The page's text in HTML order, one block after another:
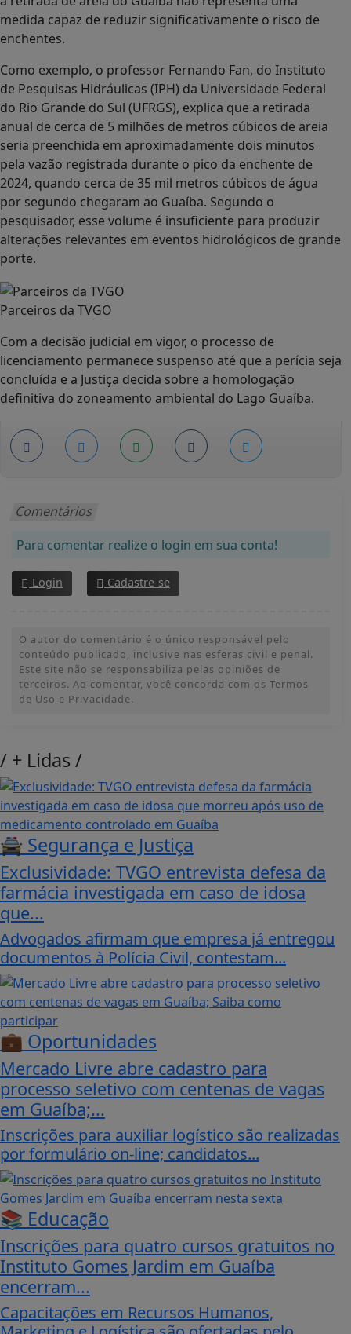
medida capaz de reduzir significativamente o risco de
enchentes.
Como exemplo, o professor Fernando Fan, do Instituto
de Pesquisas Hidráulicas (IPH) da Universidade Federal
do Rio Grande do Sul (UFRGS), explica que a retirada
anual de cerca de 5 milhões de metros cúbicos de areia
seria preenchida em aproximadamente dois minutos
pela vazão registrada durante o pico da enchente de
2024, quando cerca de 35 mil metros cúbicos de água
por segundo chegaram ao Guaíba. Segundo o
pesquisador, esse volume é insuficiente para produzir
alterações relevantes em eventos hidrológicos de grande
porte.
Parceiros da TVGO
Com a decisão judicial em vigor, o processo de
licenciamento permanece suspenso até que a perícia seja
concluída e a Justiça decida sobre a homologação
definitiva do zoneamento ambiental do Lago Guaíba.
Comentários
Para comentar realize o login em sua conta!
Login Cadastre-se
O autor do comentário é o único responsável pelo
conteúdo publicado, inclusive nas esferas civil e penal.
Este site não se responsabiliza pelas opiniões de
terceiros. Ao comentar, você concorda com os Termos
de Uso e Privacidade.
/ + Lidas /
🚔 Segurança e Justiça
Exclusividade: TVGO entrevista defesa da
farmácia investigada em caso de idosa
que...
Advogados afirmam que empresa já entregou
documentos à Polícia Civil, contestam...
💼 Oportunidades
Mercado Livre abre cadastro para
processo seletivo com centenas de vagas
em Guaíba;...
Inscrições para auxiliar logístico são realizadas
por formulário on-line; candidatos...
📚 Educação
Inscrições para quatro cursos gratuitos no
Instituto Gomes Jardim em Guaíba
encerram...
Capacitações em Recursos Humanos,